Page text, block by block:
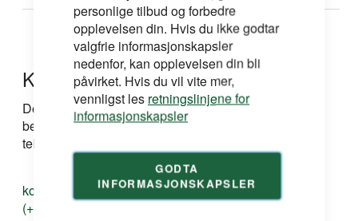
personlige tilbud og forbedre
opplevelsen din. Hvis du ikke godtar
valgfrie informasjonskapsler
nedenfor, kan opplevelsen din bli
påvirket. Hvis du vil vite mer,
vennligst les retningslinjene for
informasjonskapsler
GODTA
INFORMASJONSKAPSLER
Kontakt oss
Dersom du har spørsmål om produkt, løsning eller
bestilling kan du ta kontakt med oss på e-post eller
telefon:
kontakt@duri.no
(+47) 24 13 13 50